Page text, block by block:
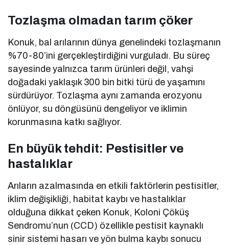
Tozlaşma olmadan tarım çöker
Konuk, bal arılarının dünya genelindeki tozlaşmanın
%70-80’ini gerçekleştirdiğini vurguladı. Bu süreç
sayesinde yalnızca tarım ürünleri değil, vahşi
doğadaki yaklaşık 300 bin bitki türü de yaşamını
sürdürüyor. Tozlaşma aynı zamanda erozyonu
önlüyor, su döngüsünü dengeliyor ve iklimin
korunmasına katkı sağlıyor.
En büyük tehdit: Pestisitler ve
hastalıklar
Arıların azalmasında en etkili faktörlerin pestisitler,
iklim değişikliği, habitat kaybı ve hastalıklar
olduğuna dikkat çeken Konuk, Koloni Çöküş
Sendromu’nun (CCD) özellikle pestisit kaynaklı
sinir sistemi hasarı ve yön bulma kaybı sonucu